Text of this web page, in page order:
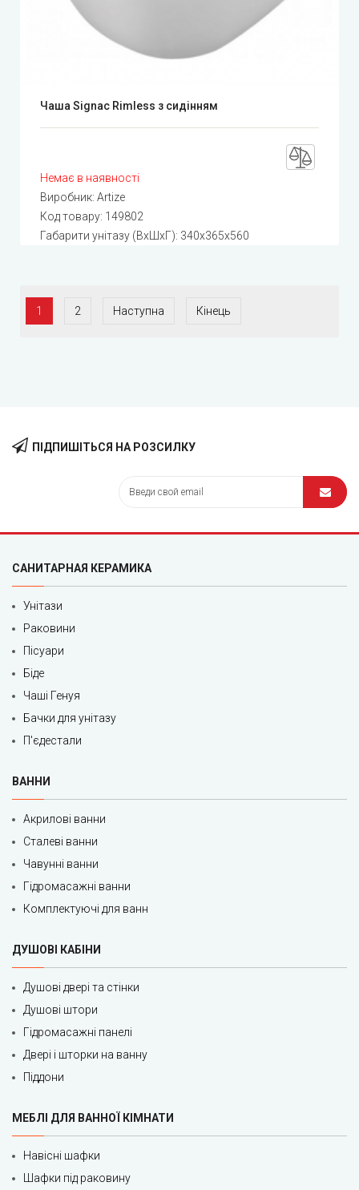
Чаша Signac Rimless з сидінням
Немає в наявності
Виробник: Artize
Код товару: 149802
Габарити унітазу (ВхШхГ): 340x365x560
1 2 Наступна Кінець
ПІДПИШІТЬСЯ НА РОЗСИЛКУ
САНИТАРНАЯ КЕРАМИКА
Унітази
Раковини
Пісуари
Біде
Чаші Генуя
Бачки для унітазу
П'єдестали
ВАННИ
Акрилові ванни
Сталеві ванни
Чавунні ванни
Гідромасажні ванни
Комплектуючі для ванн
ДУШОВІ КАБІНИ
Душові двері та стінки
Душові штори
Гідромасажні панелі
Двері і шторки на ванну
Піддони
МЕБЛІ ДЛЯ ВАННОЇ КІМНАТИ
Навісні шафки
Шафки під раковину